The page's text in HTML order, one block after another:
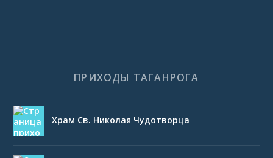
ПРИХОДЫ ТАГАНРОГА
Храм Св. Николая Чудотворца